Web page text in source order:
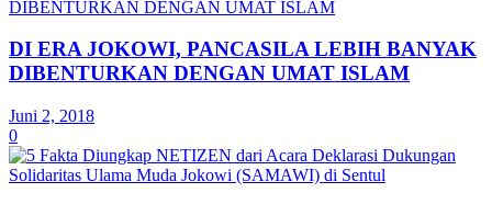
DI ERA JOKOWI, PANCASILA LEBIH BANYAK
DIBENTURKAN DENGAN UMAT ISLAM
Juni 2, 2018
0